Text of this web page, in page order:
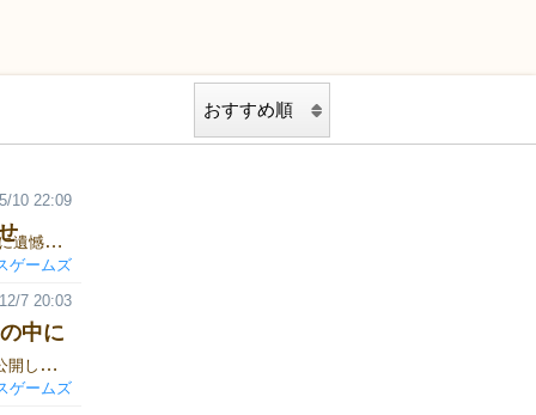
ブース番号Ｋ１５ テレキネシスゲームズです。 諸事情により、誠に遺憾ながら 今回のゲームマーケットへの出展を見合わせたいと思います。 楽しみにしてくださっていた皆様、開催準備に奔走してくださった 主催スタッフの皆様には心よりのお詫びを申し上げます。 代表：タカダタダタカ
10 22:09
ゲームズ
中に
ある事件に関し、名探偵たちが披露した＜超推理＞の一部をここに公開します。 事件：密室資産家脅迫事件 探偵Ａの推理： 今日ここにお集まりの皆様ならもう犯人はおわかりでしょう。 そう、セミ男です。彼の大声ならば密室にこもった資産家を 脅迫することなど造作もなかったことでしょう。しかし逆に 資産家の声はセミ男には届かない。待てど暮らせど返事のない 静かすぎる時間に耐えかねたセミ男は、ついうっかり石に 入ってしまったのです。芭蕉の句にもあるでしょう？ 「静けさや 岩にしみ入る セミ男」 探偵Ｂの推理： 犯人はテディベアに成りすまし、資産家のおもちゃ箱に潜んで 密室に入り込んでいたのです。生まれつき毛深い彼だからこそ 出来た荒業ですね。 探偵Ｃの推理： だってコイツ、アノマロカリスの生き残りですもん。 ・・・・・・ 皆さんは、どの＜超推理＞がいちばんキテると感じましたか？ 探偵手帳にすらっと書いて、キテる推理でズバッと解決！ 『ズバッと名探偵 犯人はこの中にいます。』予約受付中！
7 20:03
ゲームズ